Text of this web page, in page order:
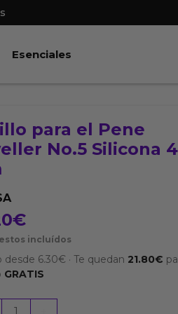
BDSM & Bondage
Esenciales
para el Pene
No.5 Silicona
€
incluídos
desde 6.30€ ·Te quedan 21.80€
GRATIS